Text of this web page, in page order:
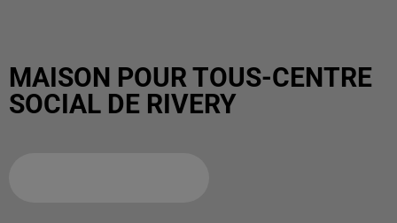
MAISON POUR TOUS-CENTRE
SOCIAL DE RIVERY